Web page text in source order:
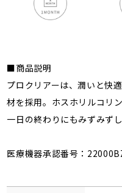
■商品説明
プロクリアーは、潤いと快
材を採用。ホスホリルコリ
一日の終わりにもみずみず
医療機器承認番号：